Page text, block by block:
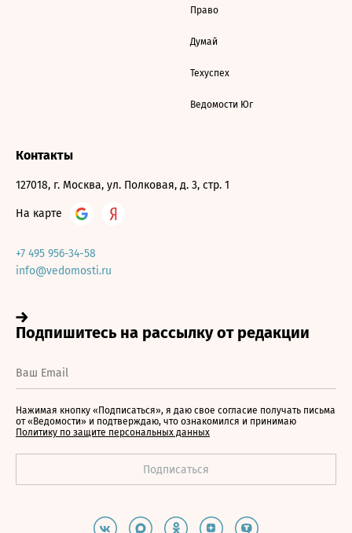
Право
Думай
Техуспех
Ведомости Юг
Контакты
127018, г. Москва, ул. Полковая, д. 3, стр. 1
На карте
+7 495 956-34-58
info@vedomosti.ru
Нажимая кнопку «Подписаться», я даю свое согласие получать письма
от «Ведомости» и подтверждаю, что ознакомился и принимаю
Политику по защите персональных данных